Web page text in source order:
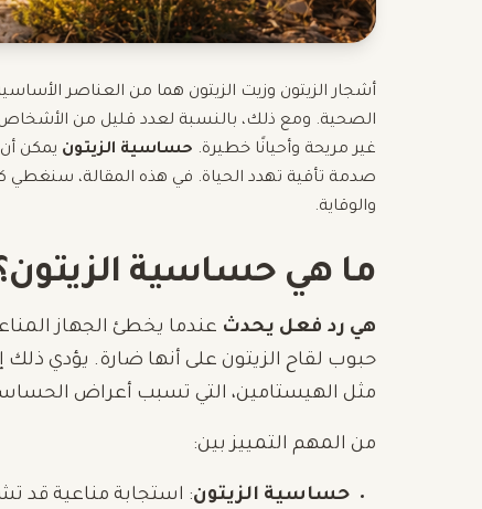
أشجار الزيتون وزيت الزيتون هما من العناصر
غير مريحة وأحيانًا خطيرة. حساسية الزيتون يمكن
صدمة تأقية تهدد الحياة. في هذه المقالة، سنغطي
والوقاية.
ما هي حساسية
هي رد فعل يحدث عندما يخطئ الجهاز
حبوب لقاح الزيتون على أنها ضارة. يؤدي ذلك
مثل الهيستامين، التي تسبب أعراض
من المهم التمييز بين:
حساسية الزيتون: استجابة مناعية قد